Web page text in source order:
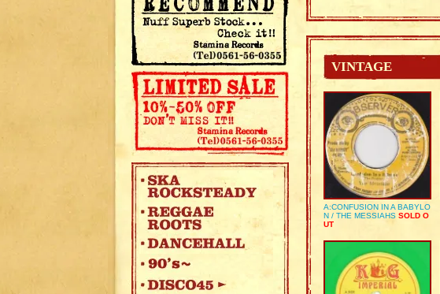
VINTAGE
A:CONFUSION IN A BABYLO
N / THE MESSIAHS SOLD O
UT